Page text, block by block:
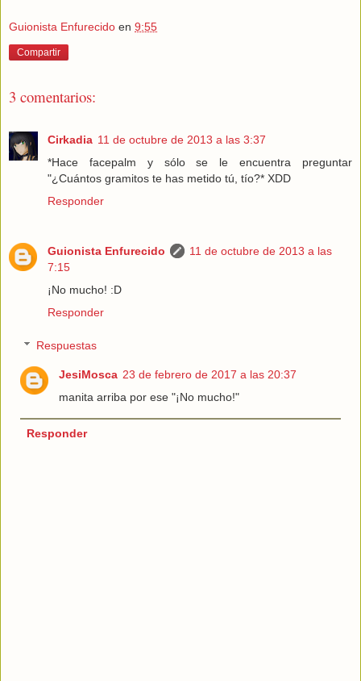
Guionista Enfurecido en 9:55
Compartir
3 comentarios:
Cirkadia 11 de octubre de 2013 a las 3:37
*Hace facepalm y sólo se le encuentra preguntar
"¿Cuántos gramitos te has metido tú, tío?* XDD
Responder
Guionista Enfurecido
11 de octubre de 2013 a las
7:15
¡No mucho! :D
Responder
Respuestas
JesiMosca 23 de febrero de 2017 a las 20:37
manita arriba por ese "¡No mucho!"
Responder